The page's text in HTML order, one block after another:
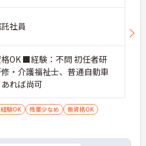
社員
OK ■経験：不問 初任者研
・介護福祉士、普通自動車
れば尚可
験OK 残業少なめ
無資格OK